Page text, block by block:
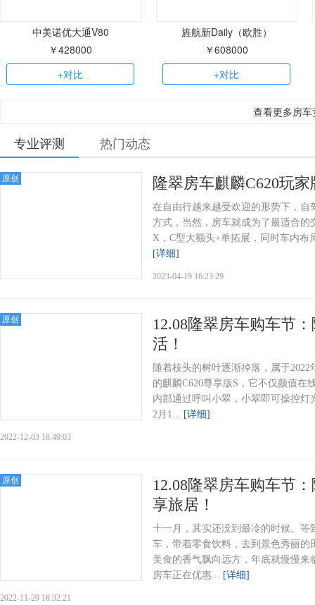
中美诺优大通V80
￥428000
+对比
旌航新Daily（欧胜）
￥608000
+对比
查看更多房
专业评测 热门动态
原创 隆翠房车麒麟C620玩
在自由行越来越受欢迎的形势下，
方式，当然，房车就成为了最适合
X，C型大额头+单拓展，同时车内布
[详细]
2023-04-19 16:23:29
原创
12.08隆翠房车购车节
活！
随着枝头的树叶逐渐掉落，属于
的麒麟C620尊享版S，它不仅颜值
内部通过呼叫小翠，小翠即可操控
2月1... [详细]
2022-12-03 18:49:03
原创
12.08隆翠房车购车节
享旅居！
十一月，其实还没到最冷的时候。
车，带着零食饮料，去到景色秀丽
美食的香气飘向远方，年底就慢慢
房车正在优惠... [详细]
2022-11-29 18:32:21